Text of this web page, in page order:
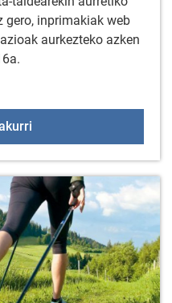
gero, inprimakiak web
aurkezteko azken